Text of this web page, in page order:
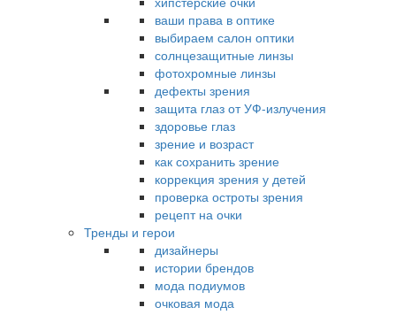
ваши права в оптике
выбираем салон оптики
солнцезащитные линзы
фотохромные линзы
дефекты зрения
защита глаз от УФ-излучения
здоровье глаз
зрение и возраст
как сохранить зрение
коррекция зрения у детей
проверка остроты зрения
рецепт на очки
Тренды и герои
дизайнеры
истории брендов
мода подиумов
очковая мода